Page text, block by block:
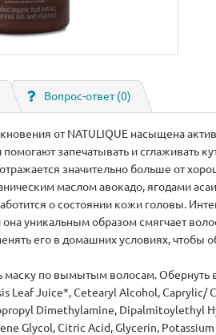
Вопрос-ответ(0)
от NATULIQUE насыщена
запечатывать и сглаживать
отражается значительно больше от
маслом авокадо, ягодами
о состоянии кожи головы.
уникальным образом смягчает
его в домашних условиях,
маску по вымытым волосам.
Leaf Juice*, Cetearyl Alcohol,
Dimethylamine, Dipalmitoylethyl
Glycol, Citric Acid, Glycerin,